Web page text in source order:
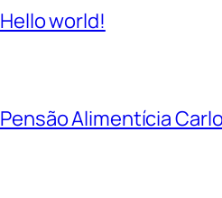
Hello world!
Pensão Alimentícia